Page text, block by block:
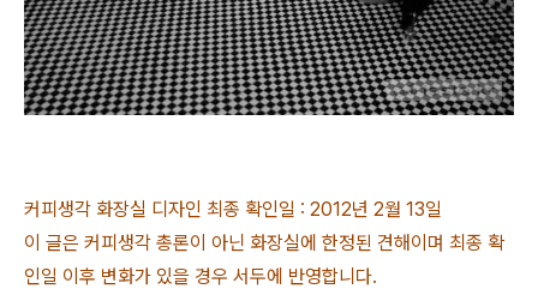
커피생각 화장실 디자인 최종 확인일 : 2012년 2월 13일
이 글은 커피생각 총론이 아닌 화장실에 한정된 견해이며 최종 확
인일 이후 변화가 있을 경우 서두에 반영합니다.